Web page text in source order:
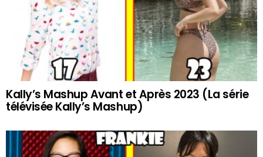
Kally’s Mashup Avant et Après 2023 (La série
télévisée Kally’s Mashup)